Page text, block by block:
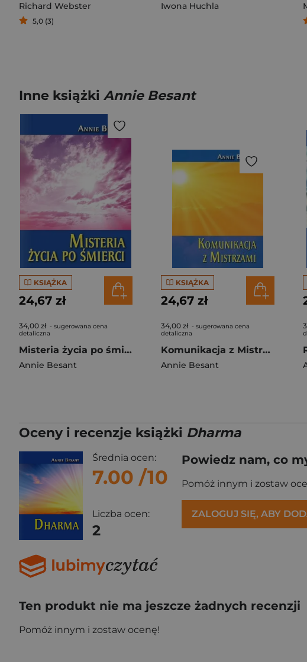
Richard Webster
5,0 (3)
Iwona Huchla
Inne książki Annie Besant
KSIĄŻKA
24,67 zł
34,00 zł - sugerowana cena
detaliczna
Misteria życia po śmierci
Annie Besant
KSIĄŻKA
24,67 zł
34,00 zł - sugerowana cena
detaliczna
Komunikacja z Mistrzami
Annie Besant
Oceny i recenzje książki Dharma
Średnia ocen:
7.00 /10
Liczba ocen:
2
Powiedz nam, co
Pomóż innym i zostaw
ZALOGUJ SIĘ, ABY
Ten produkt nie ma jeszcze żadnych recenzji
Pomóż innym i zostaw ocenę!